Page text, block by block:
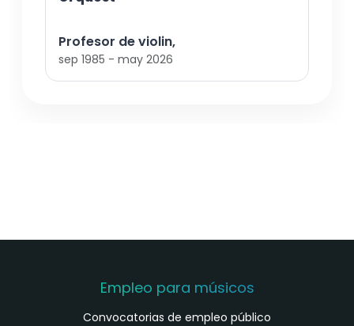
Profesor de violin,
sep 1985 - may 2026
Empleo para músicos
Convocatorias de empleo público